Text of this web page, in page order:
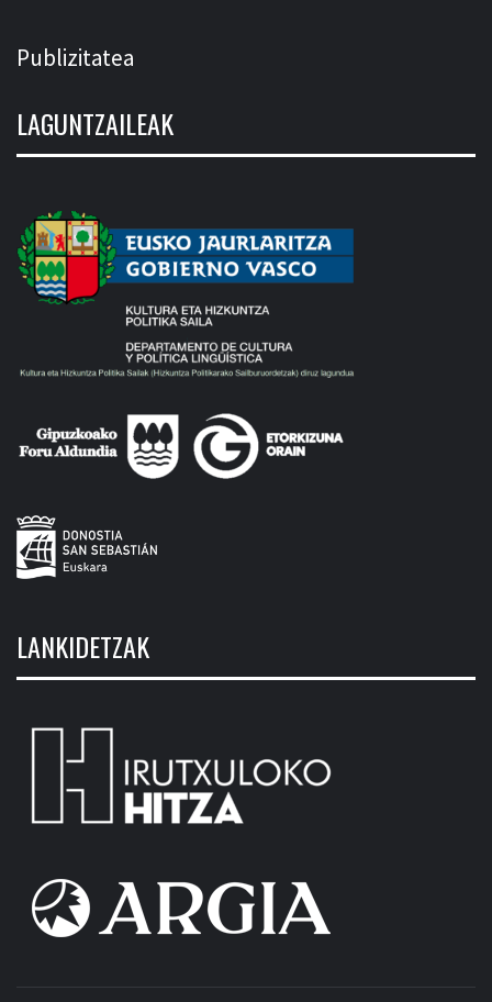
Publizitatea
LAGUNTZAILEAK
LANKIDETZAK